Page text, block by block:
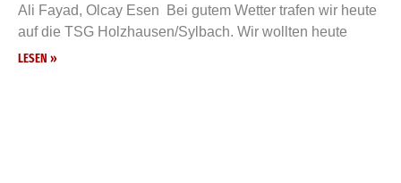
Ali Fayad, Olcay Esen Bei gutem Wetter trafen wir heute
auf die TSG Holzhausen/Sylbach. Wir wollten heute
LESEN »